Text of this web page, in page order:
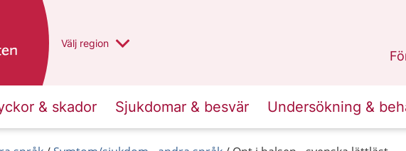
Du har valt region
Välj en annan
region
& skador Sjukdomar & besvär Undersökning &